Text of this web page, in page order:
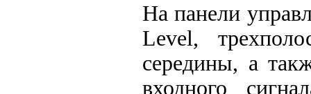
На панели
Level,
середины, а
входного